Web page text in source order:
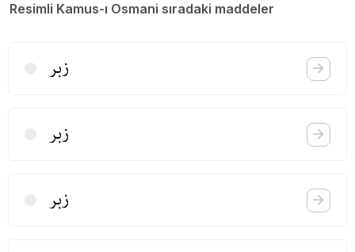
Resimli Kamus-ı Osmani sıradaki maddeler
زبر
زبر
زبر